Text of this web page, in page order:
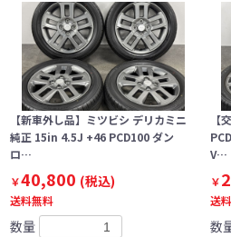
【新車外し品】ミツビシ デリカミニ
純正 15in 4.5J +46 PCD100 ダン
ロ…
￥40,800 (税込)
送料無料
数量
【
V…
￥
送
数